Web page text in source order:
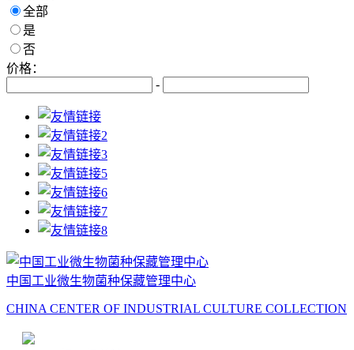
全部
是
否
价格：
-
中国工业微生物菌种保藏管理中心
CHINA CENTER OF INDUSTRIAL CULTURE COLLECTION